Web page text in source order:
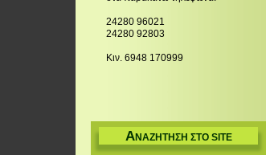
24280 96021
24280 92803
Κιν. 6948 170999
ΑΝΑΖΉΤΗΣΗ ΣΤΟ SITE